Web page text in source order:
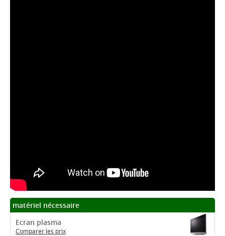
matériel nécessaire
Ecran plasma
Comparer les prix